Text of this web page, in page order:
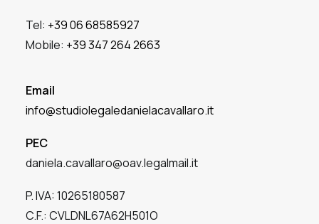
Tel: +39 06 68585927
Mobile: +39 347 264 2663
Email
info@studiolegaledanielacavallaro.it
PEC
daniela.cavallaro@oav.legalmail.it
P. IVA: 10265180587
C.F.: CVLDNL67A62H501O